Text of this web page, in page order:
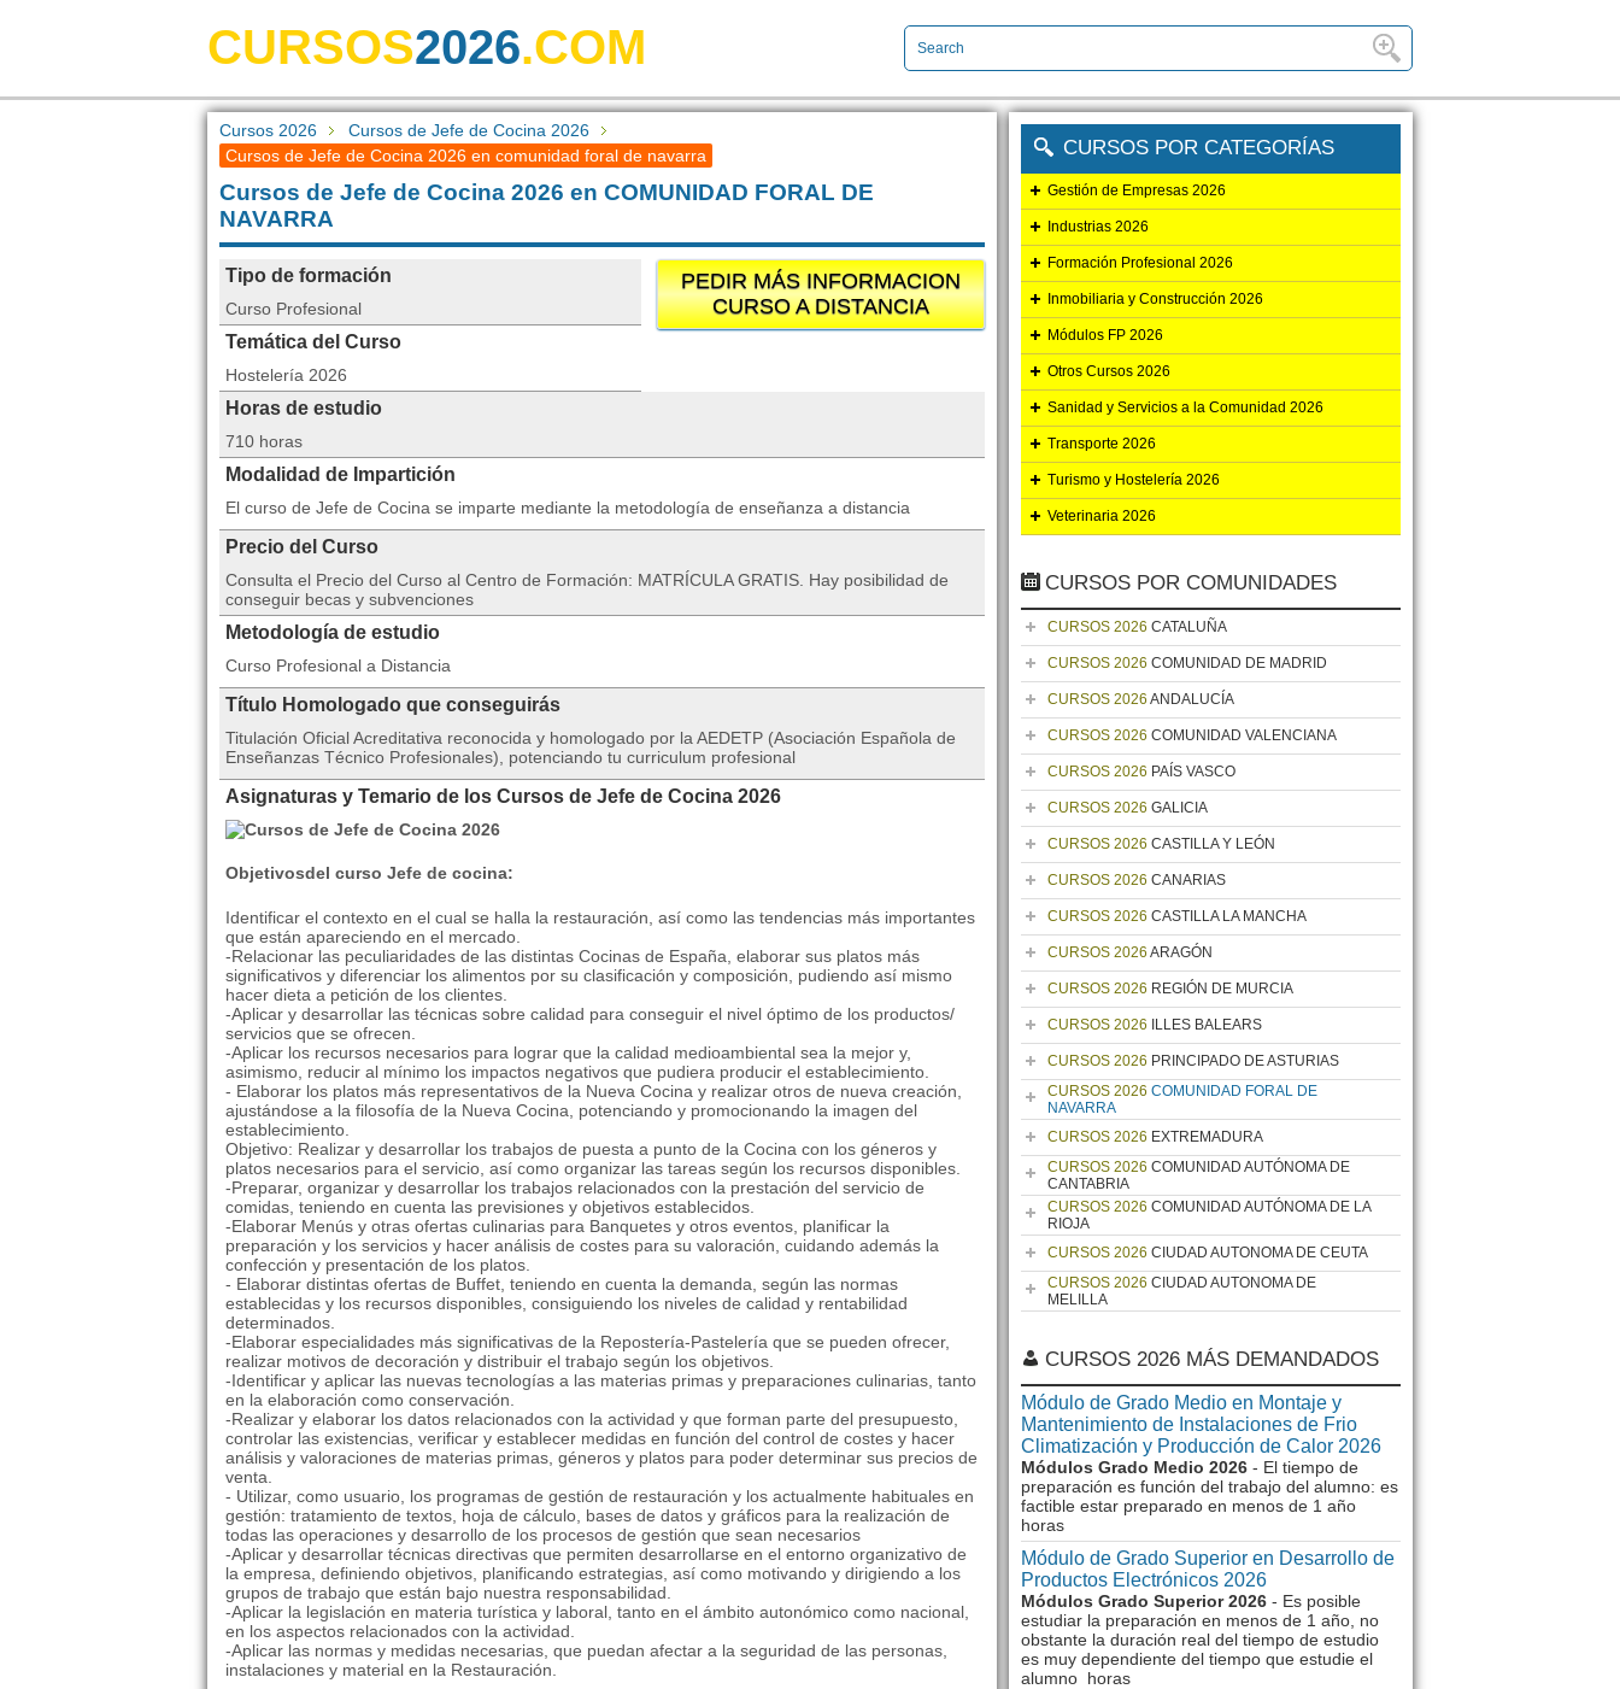
CURSOS2026.COM
Cursos 2026
Cursos de Jefe de Cocina 2026
Cursos de Jefe de Cocina 2026 en comunidad foral de navarra
Cursos de Jefe de Cocina 2026 en COMUNIDAD FORAL DE
NAVARRA
PEDIR MÁS INFORMACION
CURSO A DISTANCIA
Tipo de formación
Curso Profesional
Temática del Curso
Hostelería 2026
Horas de estudio
710 horas
Modalidad de Impartición
El curso de Jefe de Cocina se imparte mediante la metodología de enseñanza a distancia
Precio del Curso
Consulta el Precio del Curso al Centro de Formación: MATRÍCULA GRATIS. Hay posibilidad de
conseguir becas y subvenciones
Metodología de estudio
Curso Profesional a Distancia
Título Homologado que conseguirás
Titulación Oficial Acreditativa reconocida y homologado por la AEDETP (Asociación Española de
Enseñanzas Técnico Profesionales), potenciando tu curriculum profesional
Asignaturas y Temario de los Cursos de Jefe de Cocina 2026
Objetivosdel curso Jefe de cocina:
Identificar el contexto en el cual se halla la restauración, así como las tendencias más importantes
que están apareciendo en el mercado.
-Relacionar las peculiaridades de las distintas Cocinas de España, elaborar sus platos más
significativos y diferenciar los alimentos por su clasificación y composición, pudiendo así mismo
hacer dieta a petición de los clientes.
-Aplicar y desarrollar las técnicas sobre calidad para conseguir el nivel óptimo de los productos/
servicios que se ofrecen.
-Aplicar los recursos necesarios para lograr que la calidad medioambiental sea la mejor y,
asimismo, reducir al mínimo los impactos negativos que pudiera producir el establecimiento.
- Elaborar los platos más representativos de la Nueva Cocina y realizar otros de nueva creación,
ajustándose a la filosofía de la Nueva Cocina, potenciando y promocionando la imagen del
establecimiento.
Objetivo: Realizar y desarrollar los trabajos de puesta a punto de la Cocina con los géneros y
platos necesarios para el servicio, así como organizar las tareas según los recursos disponibles.
-Preparar, organizar y desarrollar los trabajos relacionados con la prestación del servicio de
comidas, teniendo en cuenta las previsiones y objetivos establecidos.
-Elaborar Menús y otras ofertas culinarias para Banquetes y otros eventos, planificar la
preparación y los servicios y hacer análisis de costes para su valoración, cuidando además la
confección y presentación de los platos.
- Elaborar distintas ofertas de Buffet, teniendo en cuenta la demanda, según las normas
establecidas y los recursos disponibles, consiguiendo los niveles de calidad y rentabilidad
determinados.
-Elaborar especialidades más significativas de la Repostería-Pastelería que se pueden ofrecer,
realizar motivos de decoración y distribuir el trabajo según los objetivos.
-Identificar y aplicar las nuevas tecnologías a las materias primas y preparaciones culinarias, tanto
en la elaboración como conservación.
-Realizar y elaborar los datos relacionados con la actividad y que forman parte del presupuesto,
controlar las existencias, verificar y establecer medidas en función del control de costes y hacer
análisis y valoraciones de materias primas, géneros y platos para poder determinar sus precios de
venta.
- Utilizar, como usuario, los programas de gestión de restauración y los actualmente habituales en
gestión: tratamiento de textos, hoja de cálculo, bases de datos y gráficos para la realización de
todas las operaciones y desarrollo de los procesos de gestión que sean necesarios
-Aplicar y desarrollar técnicas directivas que permiten desarrollarse en el entorno organizativo de
la empresa, definiendo objetivos, planificando estrategias, así como motivando y dirigiendo a los
grupos de trabajo que están bajo nuestra responsabilidad.
-Aplicar la legislación en materia turística y laboral, tanto en el ámbito autonómico como nacional,
en los aspectos relacionados con la actividad.
-Aplicar las normas y medidas necesarias, que puedan afectar a la seguridad de las personas,
instalaciones y material en la Restauración.
CURSOS POR CATEGORÍAS
Gestión de Empresas 2026
Industrias 2026
Formación Profesional 2026
Inmobiliaria y Construcción 2026
Módulos FP 2026
Otros Cursos 2026
Sanidad y Servicios a la Comunidad 2026
Transporte 2026
Turismo y Hostelería 2026
Veterinaria 2026
CURSOS POR COMUNIDADES
CURSOS 2026 CATALUÑA
CURSOS 2026 COMUNIDAD DE MADRID
CURSOS 2026 ANDALUCÍA
CURSOS 2026 COMUNIDAD VALENCIANA
CURSOS 2026 PAÍS VASCO
CURSOS 2026 GALICIA
CURSOS 2026 CASTILLA Y LEÓN
CURSOS 2026 CANARIAS
CURSOS 2026 CASTILLA LA MANCHA
CURSOS 2026 ARAGÓN
CURSOS 2026 REGIÓN DE MURCIA
CURSOS 2026 ILLES BALEARS
CURSOS 2026 PRINCIPADO DE ASTURIAS
CURSOS 2026 COMUNIDAD FORAL DE
NAVARRA
CURSOS 2026 EXTREMADURA
CURSOS 2026 COMUNIDAD AUTÓNOMA DE
CANTABRIA
CURSOS 2026 COMUNIDAD AUTÓNOMA DE LA
RIOJA
CURSOS 2026 CIUDAD AUTONOMA DE CEUTA
CURSOS 2026 CIUDAD AUTONOMA DE
MELILLA
CURSOS 2026 MÁS DEMANDADOS
Módulo de Grado Medio en Montaje y
Mantenimiento de Instalaciones de Frio
Climatización y Producción de Calor 2026
Módulos Grado Medio 2026 - El tiempo de
preparación es función del trabajo del alumno: es
factible estar preparado en menos de 1 año
horas
Módulo de Grado Superior en Desarrollo de
Productos Electrónicos 2026
Módulos Grado Superior 2026 - Es posible
estudiar la preparación en menos de 1 año, no
obstante la duración real del tiempo de estudio
es muy dependiente del tiempo que estudie el
alumno horas